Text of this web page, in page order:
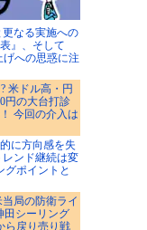
なる実施への
』、そして
げへの思惑に注
米ドル高・円
円の大台打診
今回の介入は
に方向感を失
ンド継続は変
グポイントと
局の防衛ライ
田シーリング
ら戻り売り戦